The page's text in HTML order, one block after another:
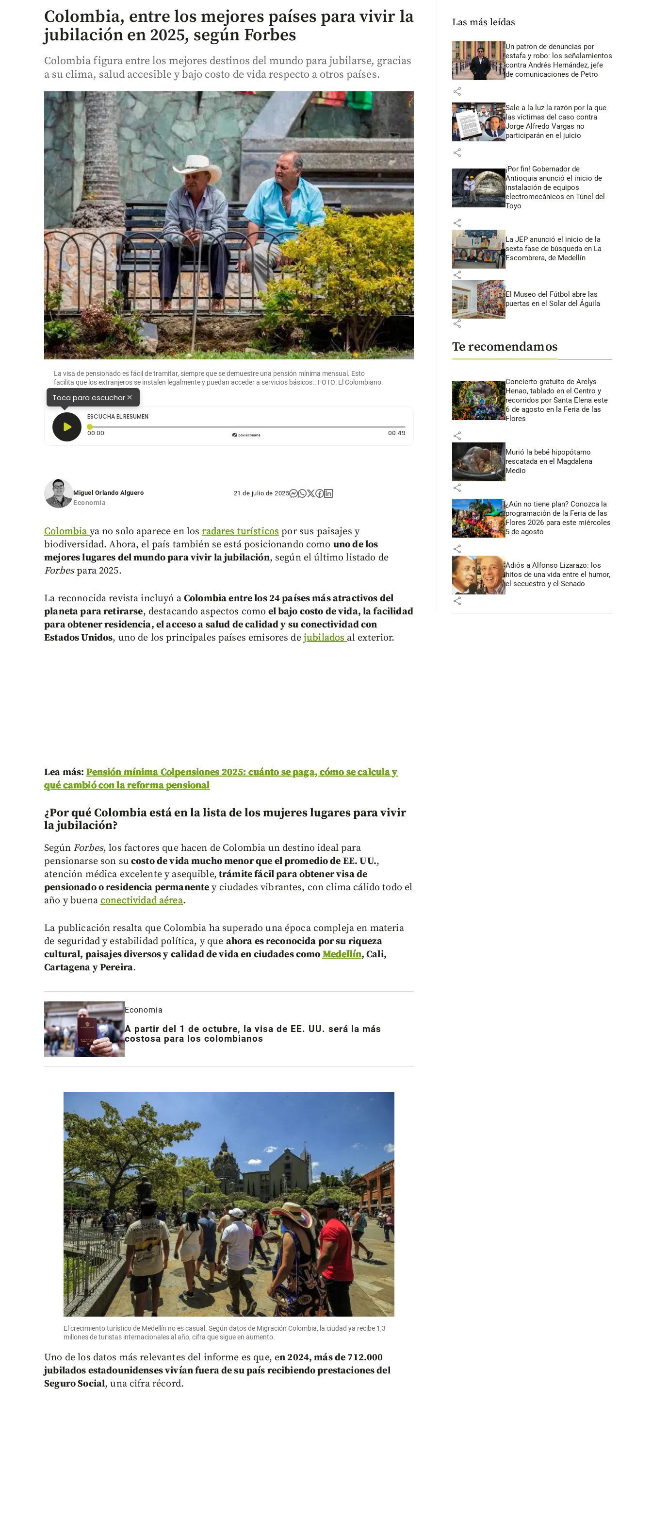
Colombia, entre los mejores países para vivir la
jubilación en 2025, según Forbes
Colombia figura entre los mejores destinos del mundo para jubilarse, gracias
a su clima, salud accesible y bajo costo de vida respecto a otros países.
La visa de pensionado es fácil de tramitar, siempre que se demuestre una pensión mínima mensual. Esto
facilita que los extranjeros se instalen legalmente y puedan acceder a servicios básicos.. FOTO: El Colombiano.
Toca para escuchar×
ESCUCHA EL RESUMEN
00:00
00:49Duración: 49 segundos
Miguel Orlando Alguero
Economía
21 de julio de 2025
Colombiaya no solo aparece en losradares turísticospor sus paisajes y
biodiversidad. Ahora, el país también se está posicionando como uno de los
mejores lugares del mundo para vivir la jubilación, según el último listado de
Forbespara 2025.
La reconocida revista incluyó a Colombia entre los 24 países más atractivos del
planeta para retirarse, destacando aspectos como el bajo costo de vida, la facilidad
para obtener residencia, el acceso a salud de calidad y su conectividad con
Estados Unidos, uno de los principales países emisores dejubiladosal exterior.
Lea más:Pensión mínima Colpensiones 2025: cuánto se paga, cómo se calcula y
qué cambió con la reforma pensional
¿Por qué Colombia está en la lista de los mujeres lugares para vivir
la jubilación?
Según Forbes, los factores que hacen de Colombia un destino ideal para
pensionarse son su costo de vida mucho menor que el promedio de EE. UU.,
atención médica excelente y asequible, trámite fácil para obtener visa de
pensionado o residencia permanente y ciudades vibrantes, con clima cálido todo el
año y buena conectividad aérea.
La publicación resalta que Colombia ha superado una época compleja en materia
de seguridad y estabilidad política, y que ahora es reconocida por su riqueza
cultural, paisajes diversos y calidad de vida en ciudades comoMedellín, Cali,
Cartagena y Pereira.
Economía
A partir del 1 de octubre, la visa de EE. UU. será la más
costosa para los colombianos
El crecimiento turístico de Medellín no es casual. Según datos de Migración Colombia, la ciudad ya recibe 1,3
millones de turistas internacionales al año, cifra que sigue en aumento.
Uno de los datos más relevantes del informe es que, en 2024, más de 712.000
jubilados estadounidenses vivían fuera de su país recibiendo prestaciones del
Seguro Social, una cifra récord.
Las más leídas
Un patrón de denuncias por
estafa y robo: los señalamientos
contra Andrés Hernández, jefe
de comunicaciones de Petro
share
Sale a la luz la razón por la que
las víctimas del caso contra
Jorge Alfredo Vargas no
participarán en el juicio
share
¡Por fin! Gobernador de
Antioquia anunció el inicio de
instalación de equipos
electromecánicos en Túnel del
Toyo
share
La JEP anunció el inicio de la
sexta fase de búsqueda en La
Escombrera, de Medellín
share
El Museo del Fútbol abre las
puertas en el Solar del Águila
share
Te recomendamos
Concierto gratuito de Arelys
Henao, tablado en el Centro y
recorridos por Santa Elena este
6 de agosto en la Feria de las
Flores
share
Murió la bebé hipopótamo
rescatada en el Magdalena
Medio
share
¿Aún no tiene plan? Conozca la
programación de la Feria de las
Flores 2026 para este miércoles
5 de agosto
share
Adiós a Alfonso Lizarazo: los
hitos de una vida entre el humor,
el secuestro y el Senado
share